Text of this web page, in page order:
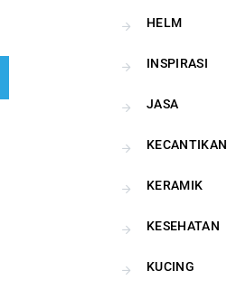
HELM
INSPIRASI
JASA
KECANTIKAN
KERAMIK
KESEHATAN
KUCING